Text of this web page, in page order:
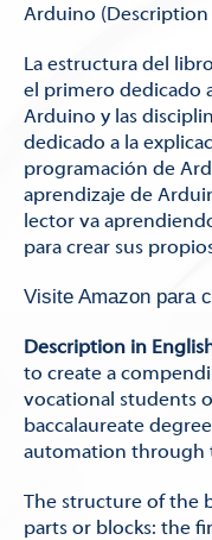
Arduino
La estructura del
el primero dedicado
Arduino y las
dedicado a la
programación de
aprendizaje de
lector va
para crear sus
Visite Amazon para
Description in
to create a
vocational students
baccalaureate
automation through
The structure of the
parts or blocks: the